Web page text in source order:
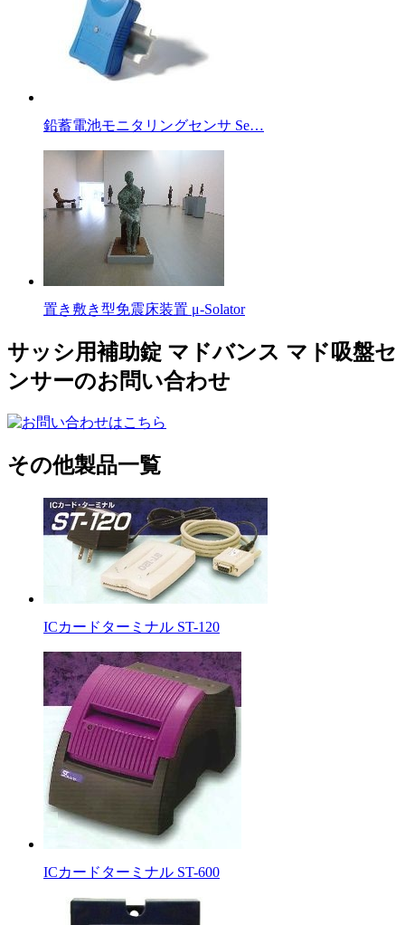
鉛蓄電池モニタリングセンサ Se…
置き敷き型免震床装置 μ-Solator
サッシ用補助錠 マドバンス マド吸盤セ
ンサーのお問い合わせ
その他製品一覧
ICカードターミナル ST-120
ICカードターミナル ST-600